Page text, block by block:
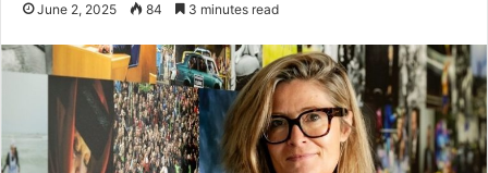
June 2, 2025 84 3 minutes read